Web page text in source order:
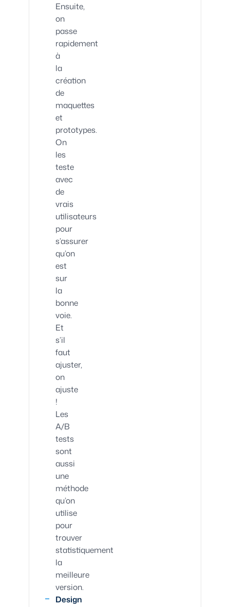
Ensuite,
on
passe
rapidement
à
la
création
de
maquettes
et
prototypes.
On
les
teste
avec
de
vrais
utilisateurs
pour
s’assurer
qu’on
est
sur
la
bonne
voie.
Et
s’il
faut
ajuster,
on
ajuste
!
Les
A/B
tests
sont
aussi
une
méthode
qu’on
utilise
pour
trouver
statistiquement
la
meilleure
version.
Design